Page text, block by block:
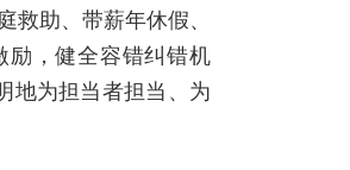
助、带薪年休假、
，健全容错纠错机
地为担当者担当、为